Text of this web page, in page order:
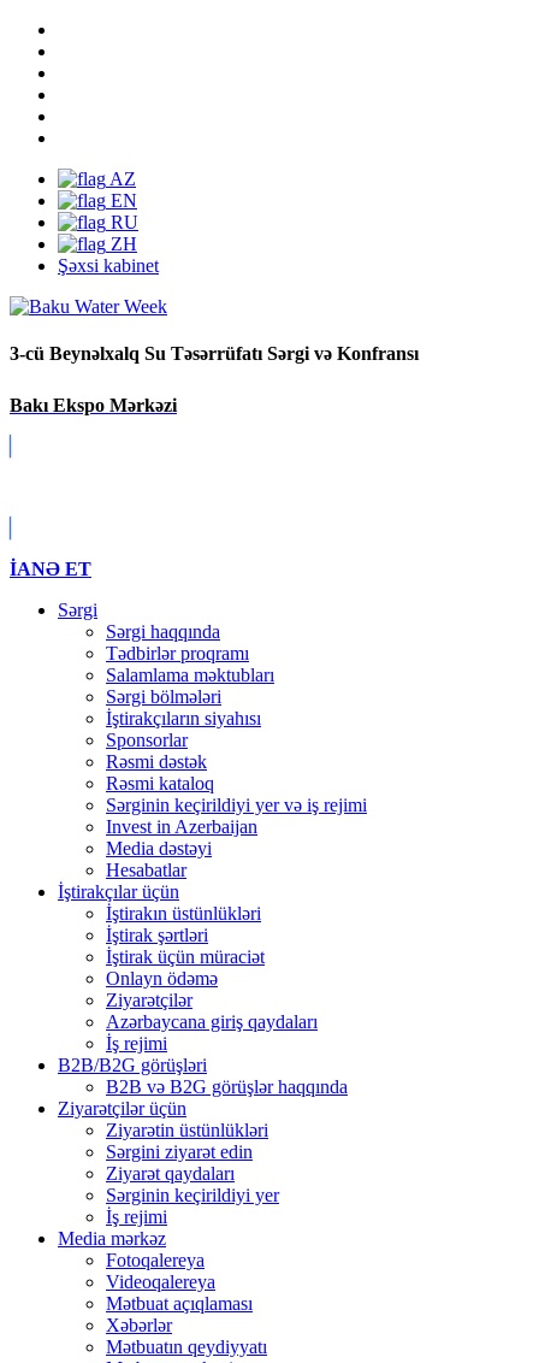
AZ
EN
RU
ZH
Şəxsi kabinet
3-cü Beynəlxalq Su Təsərrüfatı Sərgi və Konfransı
Bakı Ekspo Mərkəzi
İANƏ ET
Sərgi
Sərgi haqqında
Tədbirlər proqramı
Salamlama məktubları
Sərgi bölmələri
İştirakçıların siyahısı
Sponsorlar
Rəsmi dəstək
Rəsmi kataloq
Sərginin keçirildiyi yer və iş rejimi
Invest in Azerbaijan
Media dəstəyi
Hesabatlar
İştirakçılar üçün
İştirakın üstünlükləri
İştirak şərtləri
İştirak üçün müraciət
Onlayn ödəmə
Ziyarətçilər
Azərbaycana giriş qaydaları
İş rejimi
B2B/B2G görüşləri
B2B və B2G görüşlər haqqında
Ziyarətçilər üçün
Ziyarətin üstünlükləri
Sərgini ziyarət edin
Ziyarət qaydaları
Sərginin keçirildiyi yer
İş rejimi
Media mərkəz
Fotoqalereya
Videoqalereya
Mətbuat açıqlaması
Xəbərlər
Mətbuatın qeydiyyatı